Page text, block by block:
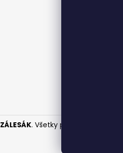
ZÁLESÁK. Všetky práva vyhradené.